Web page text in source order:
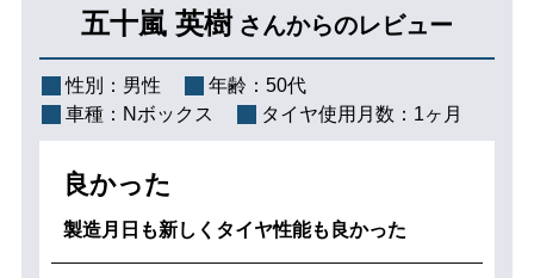
五十嵐 英樹 さんからのレビュー
性別： 男性 年齢： 50代
車種： Nボックス タイヤ使用月数： 1ヶ月
良かった
製造月日も新しくタイヤ性能も良かった